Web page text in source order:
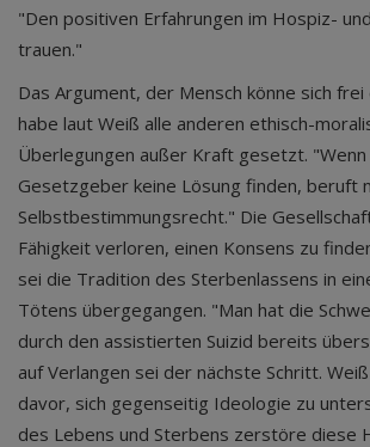
"Den positiven Erfahrungen im Hospiz-
trauen."
Das Argument, der Mensch könne sich
habe laut Weiß alle anderen ethisch-
Überlegungen außer Kraft gesetzt. "Wenn
Gesetzgeber keine Lösung finden, beruft
Selbstbestimmungsrecht." Die
Fähigkeit verloren, einen Konsens zu
sei die Tradition des Sterbenlassens in
Tötens übergegangen. "Man hat die
durch den assistierten Suizid bereits
auf Verlangen sei der nächste Schritt.
davor, sich gegenseitig Ideologie zu
des Lebens und Sterbens zerstöre diese